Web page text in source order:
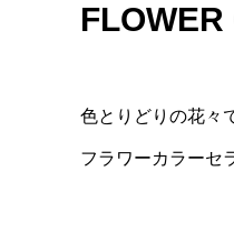
色とりどりの花々
フラワーカラーセ